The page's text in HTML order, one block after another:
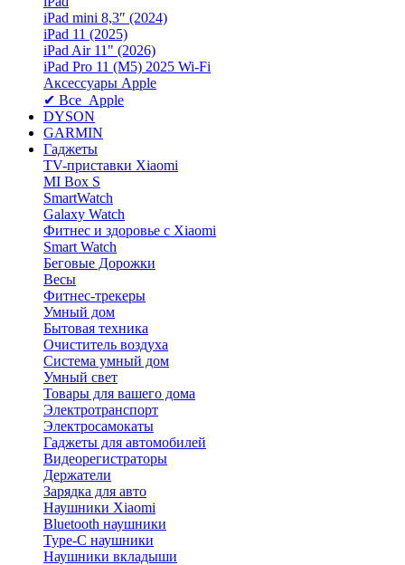
iPad mini 8,3″ (2024)
iPad 11 (2025)
iPad Air 11" (2026)
iPad Pro 11 (M5) 2025 Wi-Fi
Аксессуары Apple
✔ Все Apple
DYSON
GARMIN
Гаджеты
TV-приставки Xiaomi
MI Box S
SmartWatch
Galaxy Watch
Фитнес и здоровье с Xiaomi
Smart Watch
Беговые Дорожки
Весы
Фитнес-трекеры
Умный дом
Бытовая техника
Очиститель воздуха
Система умный дом
Умный свет
Товары для вашего дома
Электротранспорт
Электросамокаты
Гаджеты для автомобилей
Видеорегистраторы
Держатели
Зарядка для авто
Наушники Xiaomi
Bluetooth наушники
Type-C наушники
Наушники вкладыши